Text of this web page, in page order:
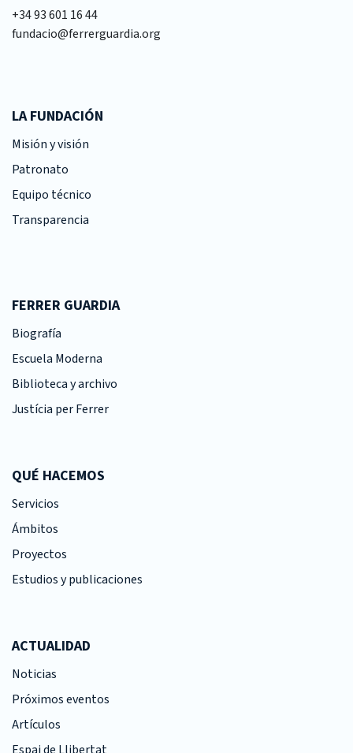
+34 93 601 16 44
fundacio@ferrerguardia.org
LA FUNDACIÓN
Misión y visión
Patronato
Equipo técnico
Transparencia
FERRER GUARDIA
Biografía
Escuela Moderna
Biblioteca y archivo
Justícia per Ferrer
QUÉ HACEMOS
Servicios
Ámbitos
Proyectos
Estudios y publicaciones
ACTUALIDAD
Noticias
Próximos eventos
Artículos